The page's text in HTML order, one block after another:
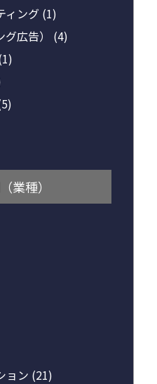
ィング (1)
広告） (4)
業種）
ョン (21)